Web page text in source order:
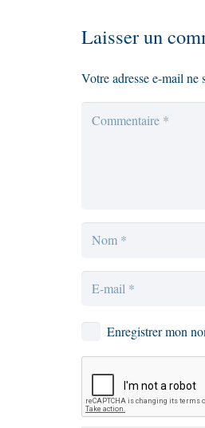
Laisser un
Votre adresse e-mail ne
Enregistrer mon